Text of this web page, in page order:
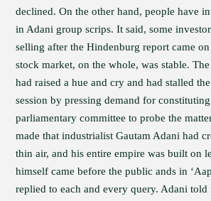
declined. On the other hand, people have
in Adani group scrips. It said, some
selling after the Hindenburg report came
stock market, on the whole, was stable.
had raised a hue and cry and had stalled
session by pressing demand for
parliamentary committee to probe the
made that industrialist Gautam Adani had
thin air, and his entire empire was built on
himself came before the public ands in
replied to each and every query. Adani told